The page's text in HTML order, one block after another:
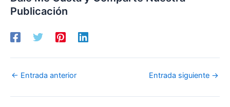
Publicación
← Entrada anterior Entrada siguiente →